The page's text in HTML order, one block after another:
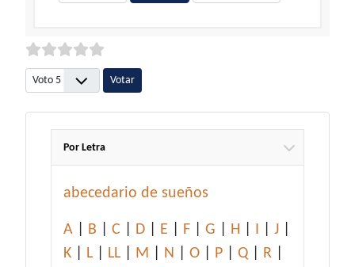
Por favor, vote
Por Letra
abecedario de sueños
A B C D E F G H I J
K
L LL M N O P Q R